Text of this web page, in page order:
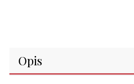
Opis